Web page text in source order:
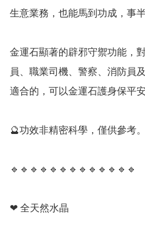
生意業務，也能馬到功成，事半
金運石顯著的辟邪守禦功能，
員、職業司機、警察、消防員
適合的，可以金運石護身保平安
🔮功效非精密科學，僅供參考。
🔹️🔹️🔹️🔹️🔹️🔹️🔹️🔹️🔹️🔹️🔹️🔹️🔹️
❤ 全天然水晶